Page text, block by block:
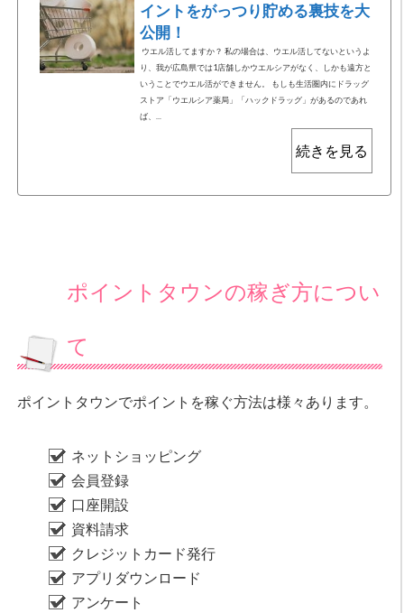
イントをがっつり貯める裏技を大
公開！
ウエル活してますか？ 私の場合は、ウエル活してないというよ
り、我が広島県では1店舗しかウエルシアがなく、しかも遠方と
いうことでウエル活ができません。 もしも生活圏内にドラッグ
ストア「ウエルシア薬局」「ハックドラッグ」があるのであれ
ば、...
続きを見る
ポイントタウンの稼ぎ方につい
て
ポイントタウンでポイントを稼ぐ方法は様々あります。
ネットショッピング
会員登録
口座開設
資料請求
クレジットカード発行
アプリダウンロード
アンケート